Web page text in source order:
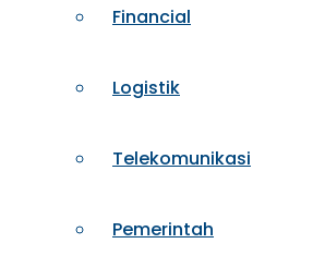
Financial
Logistik
Telekomunikasi
Pemerintah